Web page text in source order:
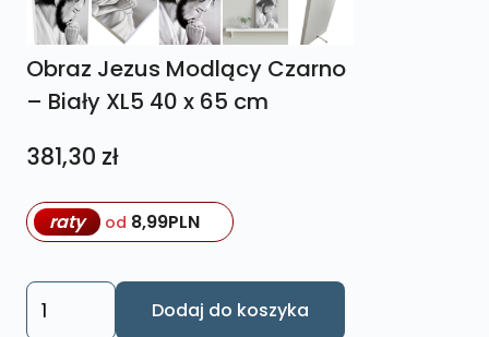
Obraz Jezus Modlący Czarno
– Biały XL5 40 x 65 cm
381,30 zł
raty od 8,99PLN
ilość
Obraz
Dodaj do koszyka